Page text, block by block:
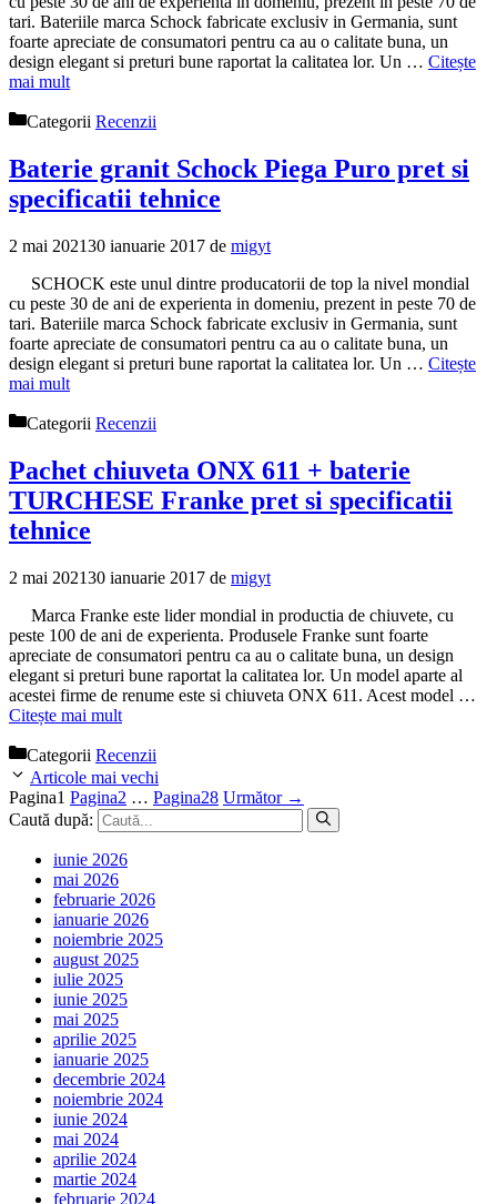
tari. Bateriile marca Schock fabricate exclusiv in Germania, sunt
foarte apreciate de consumatori pentru ca au o calitate buna, un
design elegant si preturi bune raportat la calitatea lor. Un … Citește
mai mult
Categorii Recenzii
Baterie granit Schock Piega Puro pret si
specificatii tehnice
2 mai 202130 ianuarie 2017 de migyt
SCHOCK este unul dintre producatorii de top la nivel mondial
cu peste 30 de ani de experienta in domeniu, prezent in peste 70 de
tari. Bateriile marca Schock fabricate exclusiv in Germania, sunt
foarte apreciate de consumatori pentru ca au o calitate buna, un
design elegant si preturi bune raportat la calitatea lor. Un … Citește
mai mult
Categorii Recenzii
Pachet chiuveta ONX 611 + baterie
TURCHESE Franke pret si specificatii
tehnice
2 mai 202130 ianuarie 2017 de migyt
Marca Franke este lider mondial in productia de chiuvete, cu
peste 100 de ani de experienta. Produsele Franke sunt foarte
apreciate de consumatori pentru ca au o calitate buna, un design
elegant si preturi bune raportat la calitatea lor. Un model aparte al
acestei firme de renume este si chiuveta ONX 611. Acest model …
Citește mai mult
Categorii Recenzii
Articole mai vechi
Pagina1 Pagina2 … Pagina28 Următor →
Caută după:
iunie 2026
mai 2026
februarie 2026
ianuarie 2026
noiembrie 2025
august 2025
iulie 2025
iunie 2025
mai 2025
aprilie 2025
ianuarie 2025
decembrie 2024
noiembrie 2024
iunie 2024
mai 2024
aprilie 2024
martie 2024
februarie 2024